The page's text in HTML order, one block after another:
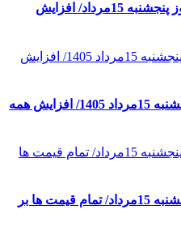
قیمت طلا، دلار و سکه امروز پنجشنبه 15مرداد/ افزایش
قیمت طلا و سکه امروز پنجشنبه 15مرداد 1405/ افزایش همه
قیمت طلا و سکه امروز پنجشنبه 15مرداد/ تمام قیمت ها بر